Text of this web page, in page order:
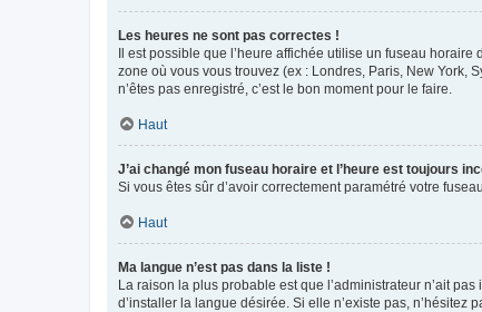
Les heures ne sont pas correctes !
Il est possible que l’heure affichée utilise un fuseau
zone où vous vous trouvez (ex : Londres, Paris, New York,
n’êtes pas enregistré, c’est le bon moment pour le faire.
Haut
J’ai changé mon fuseau horaire et l’heure est toujours
Si vous êtes sûr d’avoir correctement paramétré votre
Haut
Ma langue n’est pas dans la liste !
La raison la plus probable est que l’administrateur n’ait
d’installer la langue désirée. Si elle n’existe pas, n’hésitez